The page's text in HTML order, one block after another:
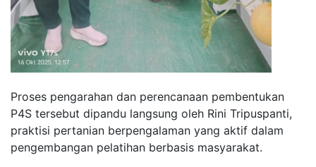
Proses pengarahan dan perencanaan pembentukan
P4S tersebut dipandu langsung oleh Rini Tripuspanti,
praktisi pertanian berpengalaman yang aktif dalam
pengembangan pelatihan berbasis masyarakat.